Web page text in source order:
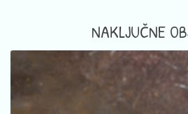
NAKLJUČNE